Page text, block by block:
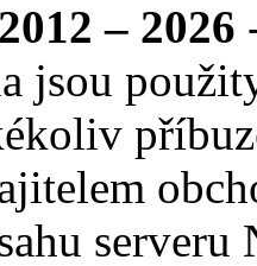
– 2026
jsou
serveru